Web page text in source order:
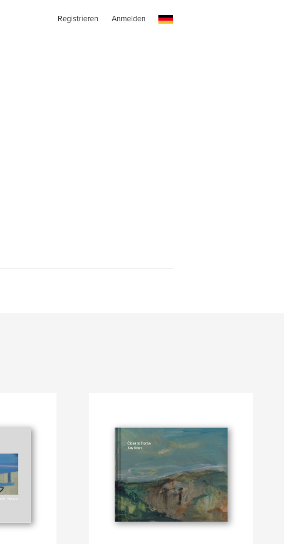
Registrieren Anmelden